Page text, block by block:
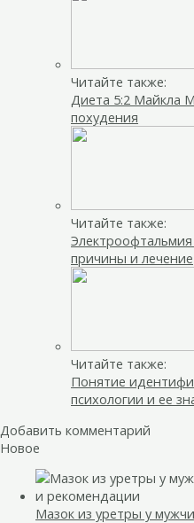
Читайте также:
Диета 5:2 Майкла
похудения
Читайте также:
причины и лечение
Читайте также:
Понятие
психологии и ее
Добавить комментарий
Новое
Мазок из уретры у